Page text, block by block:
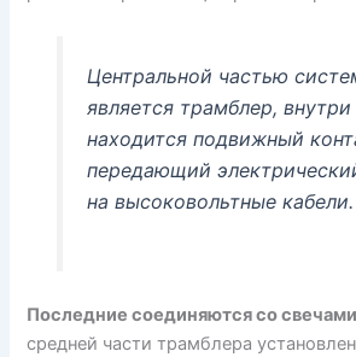
Центральной частью
является трамблер,
находится подвижный
передающий
на высоковольтные кабели.
Последние соединяются со
средней части трамблера